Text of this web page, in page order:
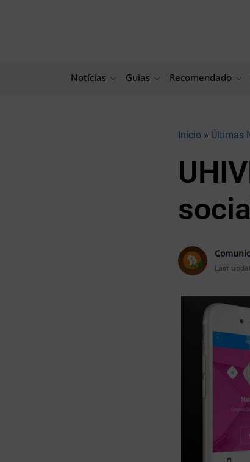
Notícias Guias Recomendado
Início » Últimas
Last